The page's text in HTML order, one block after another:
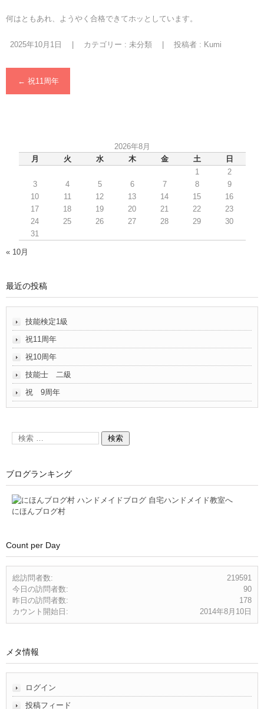
何はともあれ、ようやく合格できてホッとしています。
2025年10月1日 カテゴリー : 未分類 投稿者 : Kumi
← 祝11周年
2026年8月
月
火 水 木 金 土
日
1
2
3
4 5 6 7 8
9
10
11 12 13 14 15
16
17
18 19 20 21 22
23
24
25 26 27 28 29
30
31
« 10月
最近の投稿
技能検定1級
祝11周年
祝10周年
技能士 二級
祝 9周年
ブログランキング
にほんブログ村
Count per Day
219591
総訪問者数:
90
今日の訪問者数:
178
昨日の訪問者数:
2014年8月10日
カウント開始日:
メタ情報
ログイン
投稿フィード